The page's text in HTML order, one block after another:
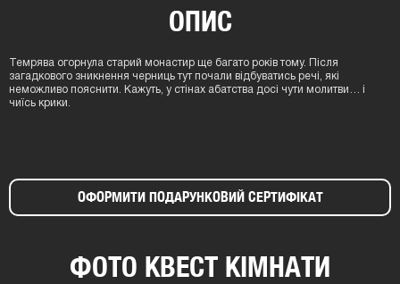
ОПИС
Темрява огорнула старий монастир ще багато років тому. Після
загадкового зникнення черниць тут почали відбуватись речі, які
неможливо пояснити. Кажуть, у стінах абатства досі чути молитви… і
чиїсь крики.
ОФОРМИТИ ПОДАРУНКОВИЙ СЕРТИФІКАТ
ФОТО КВЕСТ КІМНАТИ